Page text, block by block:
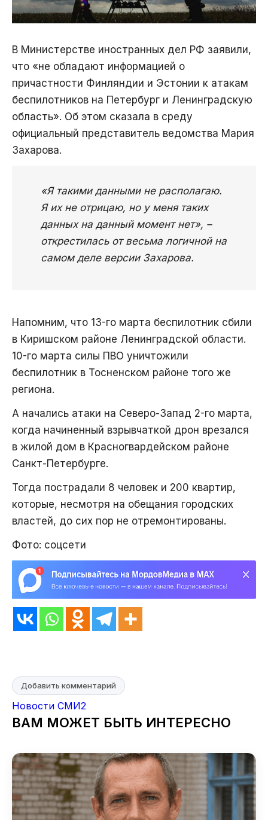
В Министерстве иностранных дел РФ заявили,
что «не обладают информацией о
причастности Финляндии и Эстонии к атакам
беспилотников на Петербург и Ленинградскую
область». Об этом сказала в среду
официальный представитель ведомства Мария
Захарова.
«Я такими данными не располагаю.
Я их не отрицаю, но у меня таких
данных на данный момент нет», –
открестилась от весьма логичной на
самом деле версии Захарова.
Напомним, что 13-го марта беспилотник сбили
в Киришском районе Ленинградской области.
10-го марта силы ПВО уничтожили
беспилотник в Тосненском районе того же
региона.
А начались атаки на Северо-Запад 2-го марта,
когда начиненный взрывчаткой дрон врезался
в жилой дом в Красногвардейском районе
Санкт-Петербурге.
Тогда пострадали 8 человек и 200 квартир,
которые, несмотря на обещания городских
властей, до сих пор не отремонтированы.
Фото: соцсети
Добавить комментарий
Новости СМИ2
ВАМ МОЖЕТ БЫТЬ ИНТЕРЕСНО